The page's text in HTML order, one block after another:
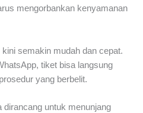
mengorbankan kenyamanan
semakin mudah dan cepat.
tiket bisa langsung
yang berbelit.
dirancang untuk menunjang